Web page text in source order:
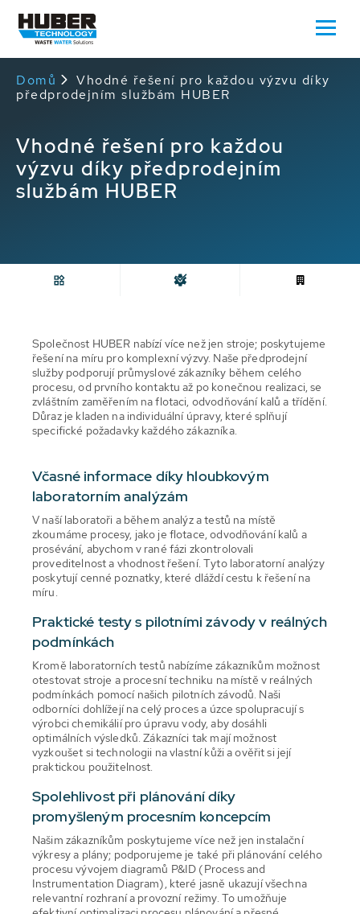
Domů
Vhodné řešení pro každou výzvu díky
předprodejním službám HUBER
Vhodné řešení pro každou
výzvu díky předprodejním
službám HUBER
Společnost HUBER nabízí více než jen stroje; poskytujeme
řešení na míru pro komplexní výzvy. Naše předprodejní
služby podporují průmyslové zákazníky během celého
procesu, od prvního kontaktu až po konečnou realizaci, se
zvláštním zaměřením na flotaci, odvodňování kalů a třídění.
Důraz je kladen na individuální úpravy, které splňují
specifické požadavky každého zákazníka.
Včasné informace díky hloubkovým
laboratorním analýzám
V naší laboratoři a během analýz a testů na místě
zkoumáme procesy, jako je flotace, odvodňování kalů a
prosévání, abychom v rané fázi zkontrolovali
proveditelnost a vhodnost řešení. Tyto laboratorní analýzy
poskytují cenné poznatky, které dláždí cestu k řešení na
míru.
Praktické testy s pilotními závody v reálných
podmínkách
Kromě laboratorních testů nabízíme zákazníkům možnost
otestovat stroje a procesní techniku na místě v reálných
podmínkách pomocí našich pilotních závodů. Naši
odborníci dohlížejí na celý proces a úzce spolupracují s
výrobci chemikálií pro úpravu vody, aby dosáhli
optimálních výsledků. Zákazníci tak mají možnost
vyzkoušet si technologii na vlastní kůži a ověřit si její
praktickou použitelnost.
Spolehlivost při plánování díky
promyšleným procesním koncepcím
Našim zákazníkům poskytujeme více než jen instalační
výkresy a plány; podporujeme je také při plánování celého
procesu vývojem diagramů P&ID (Process and
Instrumentation Diagram), které jasně ukazují všechna
relevantní rozhraní a provozní režimy. To umožňuje